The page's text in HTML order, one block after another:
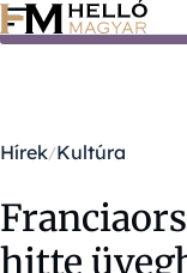
Ugrás a tartalomra
Hírek Kultúra
hitte